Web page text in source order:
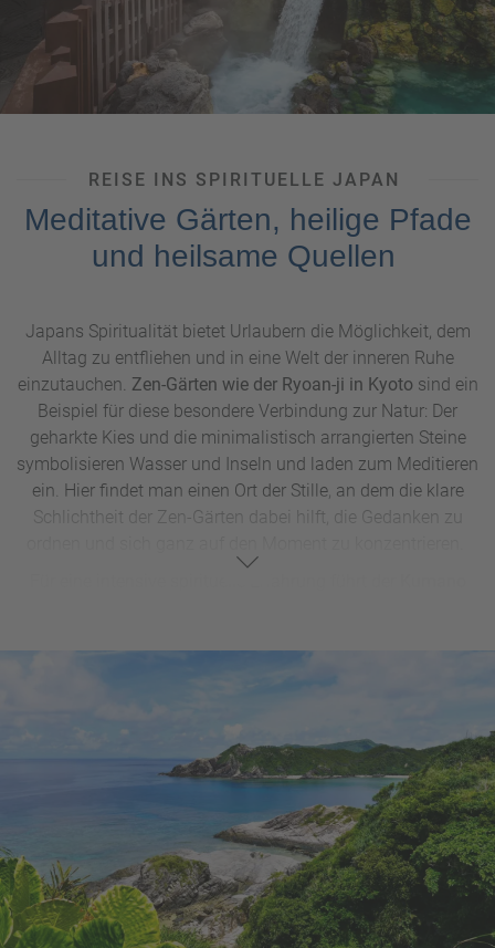
REISE INS SPIRITUELLE JAPAN
Meditative Gärten, heilige Pfade
und heilsame Quellen
Japans Spiritualität bietet Urlaubern die Möglichkeit, dem
Alltag zu entfliehen und in eine Welt der inneren Ruhe
einzutauchen. Zen-Gärten wie der Ryoan-ji in Kyoto sind ein
Beispiel für diese besondere Verbindung zur Natur: Der
geharkte Kies und die minimalistisch arrangierten Steine
symbolisieren Wasser und Inseln und laden zum Meditieren
ein. Hier findet man einen Ort der Stille, an dem die klare
Schlichtheit der Zen-Gärten dabei hilft, die Gedanken zu
gesäumt von jahrhundertealten Bäumen und heiligen
Stätten, ist ideal für Weltentdecker, die nicht nur die
Landschaft, sondern auch Japans spirituelle Wurzeln in
ihrer Ursprünglichkeit erleben möchten.
Eine weitere Möglichkeit die Spiritualität kennenzulernen,
bietet sich in denTempeln und Meditationszentren von
Narader ersten Hauptstadt Japans. Hier können Besucher
an Zen-Meditationen teilnehmen und unter Anleitung von